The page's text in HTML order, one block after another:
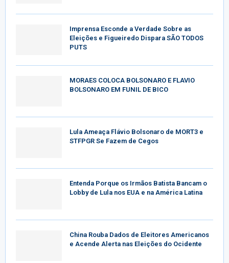
Imprensa Esconde a Verdade Sobre as
Eleições e Figueiredo Dispara SÃO TODOS
PUTS
MORAES COLOCA BOLSONARO E FLAVIO
BOLSONARO EM FUNIL DE BICO
Lula Ameaça Flávio Bolsonaro de MORT3 e
STFPGR Se Fazem de Cegos
Entenda Porque os Irmãos Batista Bancam o
Lobby de Lula nos EUA e na América Latina
China Rouba Dados de Eleitores Americanos
e Acende Alerta nas Eleições do Ocidente